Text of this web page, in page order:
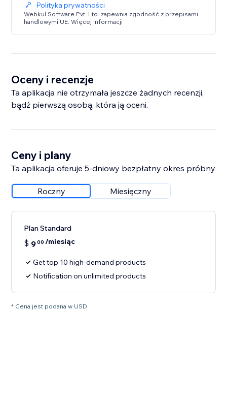
Polityka prywatności
Webkul Software Pvt. Ltd. zapewnia zgodność z przepisami
handlowymi UE. Więcej informacji
Oceny i recenzje
Ta aplikacja nie otrzymała jeszcze żadnych recenzji,
bądź pierwszą osobą, która ją oceni.
Ceny i plany
Ta aplikacja oferuje 5-dniowy bezpłatny okres próbny
Roczny Miesięczny
Plan Standard
$ 900 /miesiąc
Get top 10 high-demand products
Notification on unlimited products
* Cena jest podana w USD.